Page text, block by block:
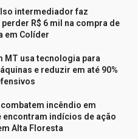
intermediador faz
R$ 6 mil na compra de
em Colíder
MT usa tecnologia para
e reduzir em até 90%
incêndio em
encontram indícios de ação
Alta Floresta